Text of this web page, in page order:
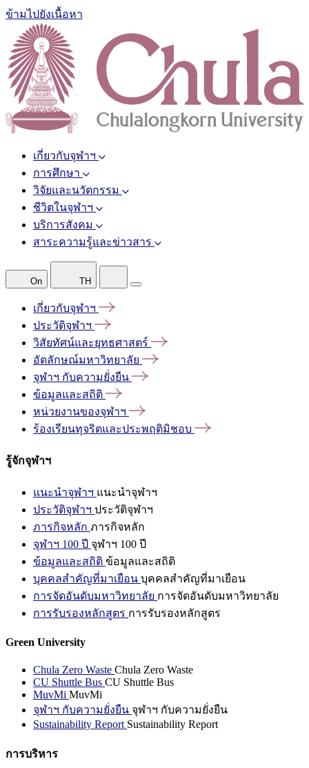
ข้ามไปยังเนื้อหา
เกี่ยวกับจุฬาฯ
การศึกษา
วิจัยและนวัตกรรม
ชีวิตในจุฬาฯ
บริการสังคม
สาระความรู้และข่าวสาร
On TH
เกี่ยวกับจุฬาฯ
ประวัติจุฬาฯ
วิสัยทัศน์และยุทธศาสตร์
อัตลักษณ์มหาวิทยาลัย
จุฬาฯ กับความยั่งยืน
ข้อมูลและสถิติ
หน่วยงานของจุฬาฯ
ร้องเรียนทุจริตและประพฤติมิชอบ
รู้จักจุฬาฯ
แนะนำจุฬาฯ แนะนำจุฬาฯ
ประวัติจุฬาฯ ประวัติจุฬาฯ
ภารกิจหลัก ภารกิจหลัก
จุฬาฯ 100 ปี จุฬาฯ 100 ปี
ข้อมูลและสถิติ ข้อมูลและสถิติ
บุคคลสำคัญที่มาเยือน บุคคลสำคัญที่มาเยือน
การจัดอันดับมหาวิทยาลัย การจัดอันดับมหาวิทยาลัย
การรับรองหลักสูตร การรับรองหลักสูตร
Green University
Chula Zero Waste Chula Zero Waste
CU Shuttle Bus CU Shuttle Bus
MuvMi MuvMi
จุฬาฯ กับความยั่งยืน จุฬาฯ กับความยั่งยืน
Sustainability Report Sustainability Report
การบริหาร